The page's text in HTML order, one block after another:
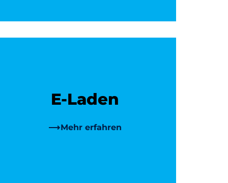
E-Laden
Mehr erfahren